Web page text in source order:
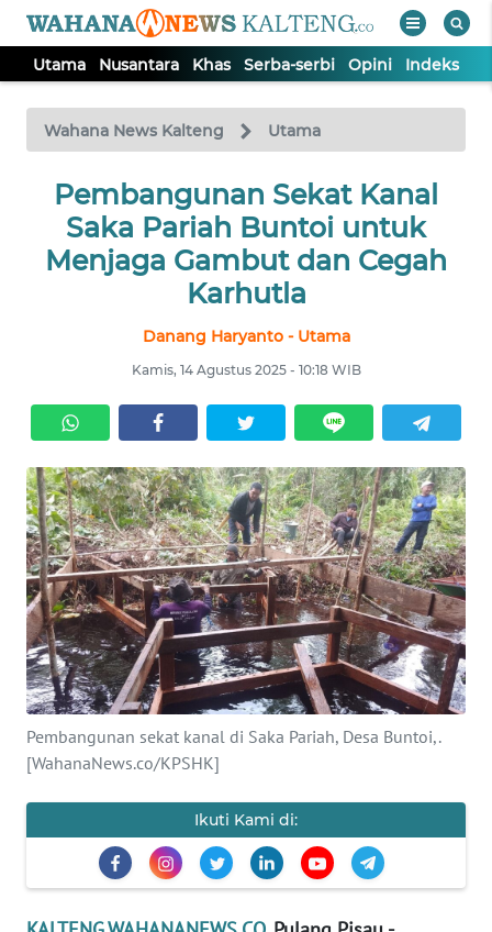
Utama Nusantara Khas Serba-serbi Opini Indeks
Wahana News Kalteng Utama
Pembangunan Sekat Kanal
Saka Pariah Buntoi untuk
Menjaga Gambut dan Cegah
Karhutla
Danang Haryanto - Utama
Kamis, 14 Agustus 2025 - 10:18 WIB
Pembangunan sekat kanal di Saka Pariah, Desa Buntoi,.
[WahanaNews.co/KPSHK]
Ikuti Kami di:
TV
Tutup
UTAMA
NUSANTARA
SERBI
OPINI
Informasi
INDEKS
BERITA
KONTAK
KAMI
INFO
IKLAN
KAMI
PEDOMAN
MEDIA